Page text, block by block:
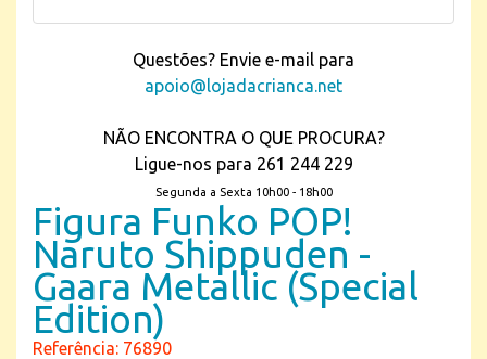
Questões? Envie e-mail para
apoio@lojadacrianca.net
NÃO ENCONTRA O QUE PROCURA?
Ligue-nos para 261 244 229
Segunda a Sexta 10h00 - 18h00
Figura Funko POP!
Naruto Shippuden -
Gaara Metallic (Special
Edition)
Referência: 76890